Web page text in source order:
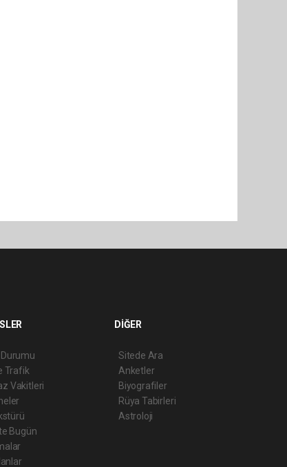
Trafik
Vakitleri
Bugün
DİĞER
Sitede Ara
Anketler
Biyografiler
Rüya Tabirleri
Astroloji